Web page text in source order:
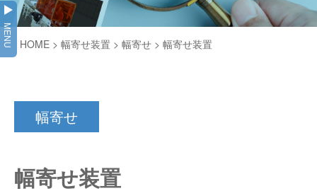
用途から探す
コンベヤ機器の技術情報
GTPシステム
ピッキングシステム
製造
物流
通販
会社情報
会社情報
企業理念
採用情報
オークラミュージアム
MENU HOME > 幅寄せ装置 > 幅寄せ > 幅寄せ装置
幅寄せ
幅寄せ装置